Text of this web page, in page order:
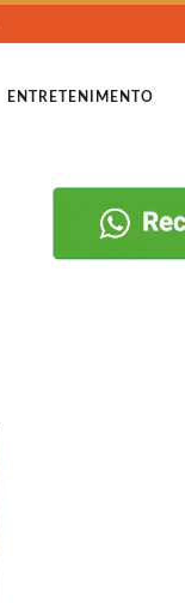
ENTRETENIMENTO